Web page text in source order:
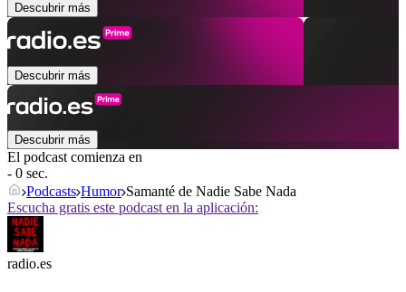
Descubrir más
Descubrir más
Descubrir más
El podcast comienza en
- 0 sec.
Podcasts Humor Samanté de Nadie Sabe Nada
Escucha gratis este podcast en la aplicación:
radio.es